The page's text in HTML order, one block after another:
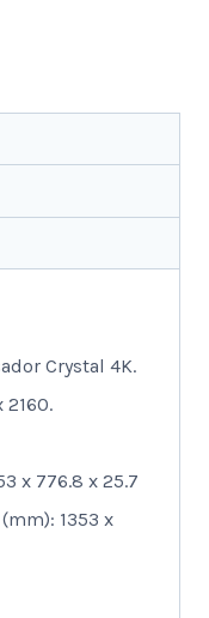
Crystal 4K.
2160.
x 776.8 x 25.7
1353 x